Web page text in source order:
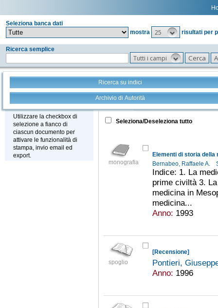
Seleziona banca dati
mostra
25 risultati per
Ricerca semplice
Tutti i campi
Ricerca su indici
Archivio di Autorità
Stampa - Email - Export
Utilizzare la checkbox di
selezione a fianco di
ciascun documento per
attivare le funzionalità di
stampa, invio email ed
export.
Tutto +
Seleziona/Deseleziona tutto
monografia
Elementi di storia della
Bernabeo, Raffaele A.
Indice: 1. La
prime civiltà 3.
medicina in
medicina...
Anno: 1993
spoglio
[Recensione]
Pontieri,
Anno: 1996